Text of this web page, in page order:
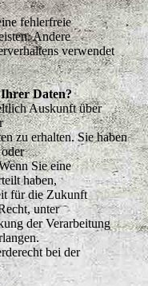
fehlerfreie
Andere
verwendet
Ihrer Daten?
Auskunft über
zu erhalten. Sie haben
Sie eine
haben,
für die Zukunft
unter
der Verarbeitung
bei der